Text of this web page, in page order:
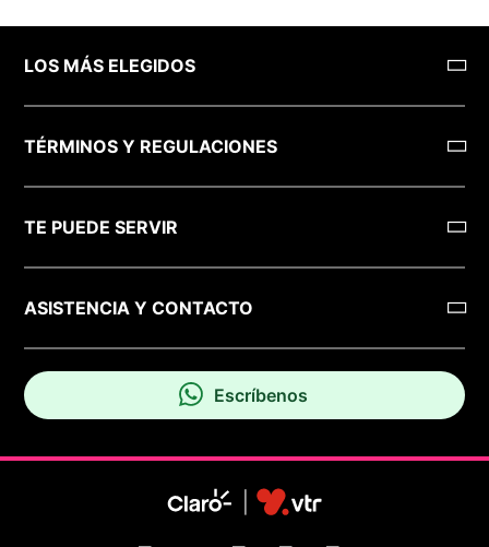
LOS MÁS ELEGIDOS
TÉRMINOS Y REGULACIONES
TE PUEDE SERVIR
ASISTENCIA Y CONTACTO
Escríbenos